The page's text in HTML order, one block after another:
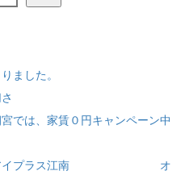
ました。
では、家賃０円キャンペーン中
ムアイプラス江南 オ